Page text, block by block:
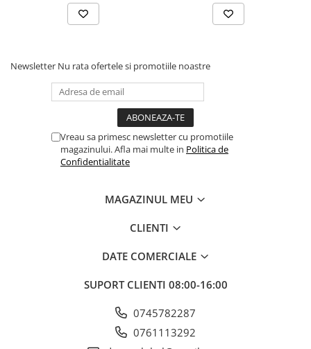
Accesorii mori electrice
Batoze de porumb
legume
Generatoare și Motoare
Motoare electrice
Motoare pe benzina
Newsletter Nu rata ofertele si promotiile noastre
Vreau sa primesc newsletter cu promotiile
magazinului. Afla mai multe in Politica de
Confidentialitate
MAGAZINUL MEU
CLIENTI
DATE COMERCIALE
SUPORT CLIENTI 08:00-16:00
0745782287
0761113292